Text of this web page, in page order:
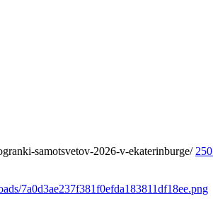
samotsvetov-2026-v-ekaterinburge/ 250
7a0d3ae237f381f0efda183811df18ee.png